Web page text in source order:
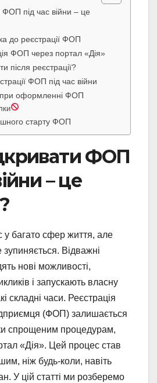
ФОП під час війни – це
до реєстрації ФОП
ФОП через портал «Дія»
після реєстрації?
ФОП під час війни
при оформленні ФОП
старту ФОП
ФОП
– це
у багато сфер життя, але
зупиняється. Відважні
нові можливості,
і запускають власну
складні часи. Реєстрація
(ФОП) залишається
спрощеним процедурам,
«Дія». Цей процес став
ніж будь-коли, навіть
У цій статті ми розберемо